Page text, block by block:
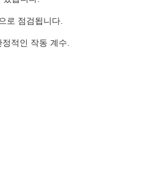
로 점검됩니다.
적인 작동 계수.